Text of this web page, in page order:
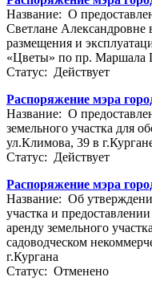
Название: О
Светлане Александровне
размещения и
«Цветы» по пр. Маршала
Статус: Действует
Распоряжение мэра
Название: О
земельного участка для
ул.Климова, 39 в
Статус: Действует
Распоряжение мэра
Название: Об
участка и
аренду земельного
садоводческом
г.Кургана
Статус: Отменено